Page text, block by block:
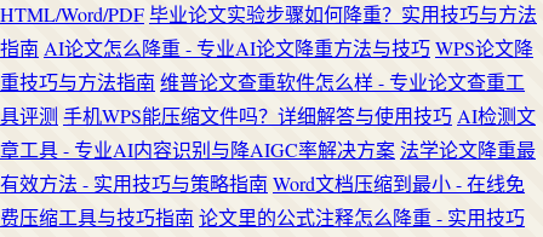
HTML/Word/PDF毕业论文实验步骤如何降重？实用技巧与方法
指南 AI论文怎么降重 - 专业AI论文降重方法与技巧WPS论文降
重技巧与方法指南 维普论文查重软件怎么样 - 专业论文查重工
具评测 手机WPS能压缩文件吗？详细解答与使用技巧 AI检测文
章工具 - 专业AI内容识别与降AIGC率解决方案法学论文降重最
有效方法 - 实用技巧与策略指南 Word文档压缩到最小 - 在线免
费压缩工具与技巧指南 论文里的公式注释怎么降重 - 实用技巧